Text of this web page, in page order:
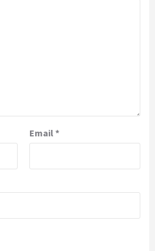
Email*